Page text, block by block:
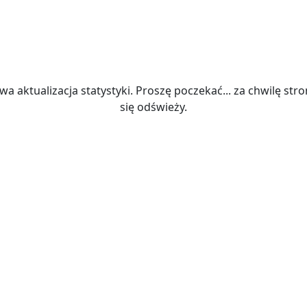
aktualizacja statystyki. Proszę poczekać... za chwilę
się odświeży.